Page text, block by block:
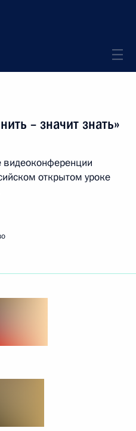
– значит знать»
открытом уроке